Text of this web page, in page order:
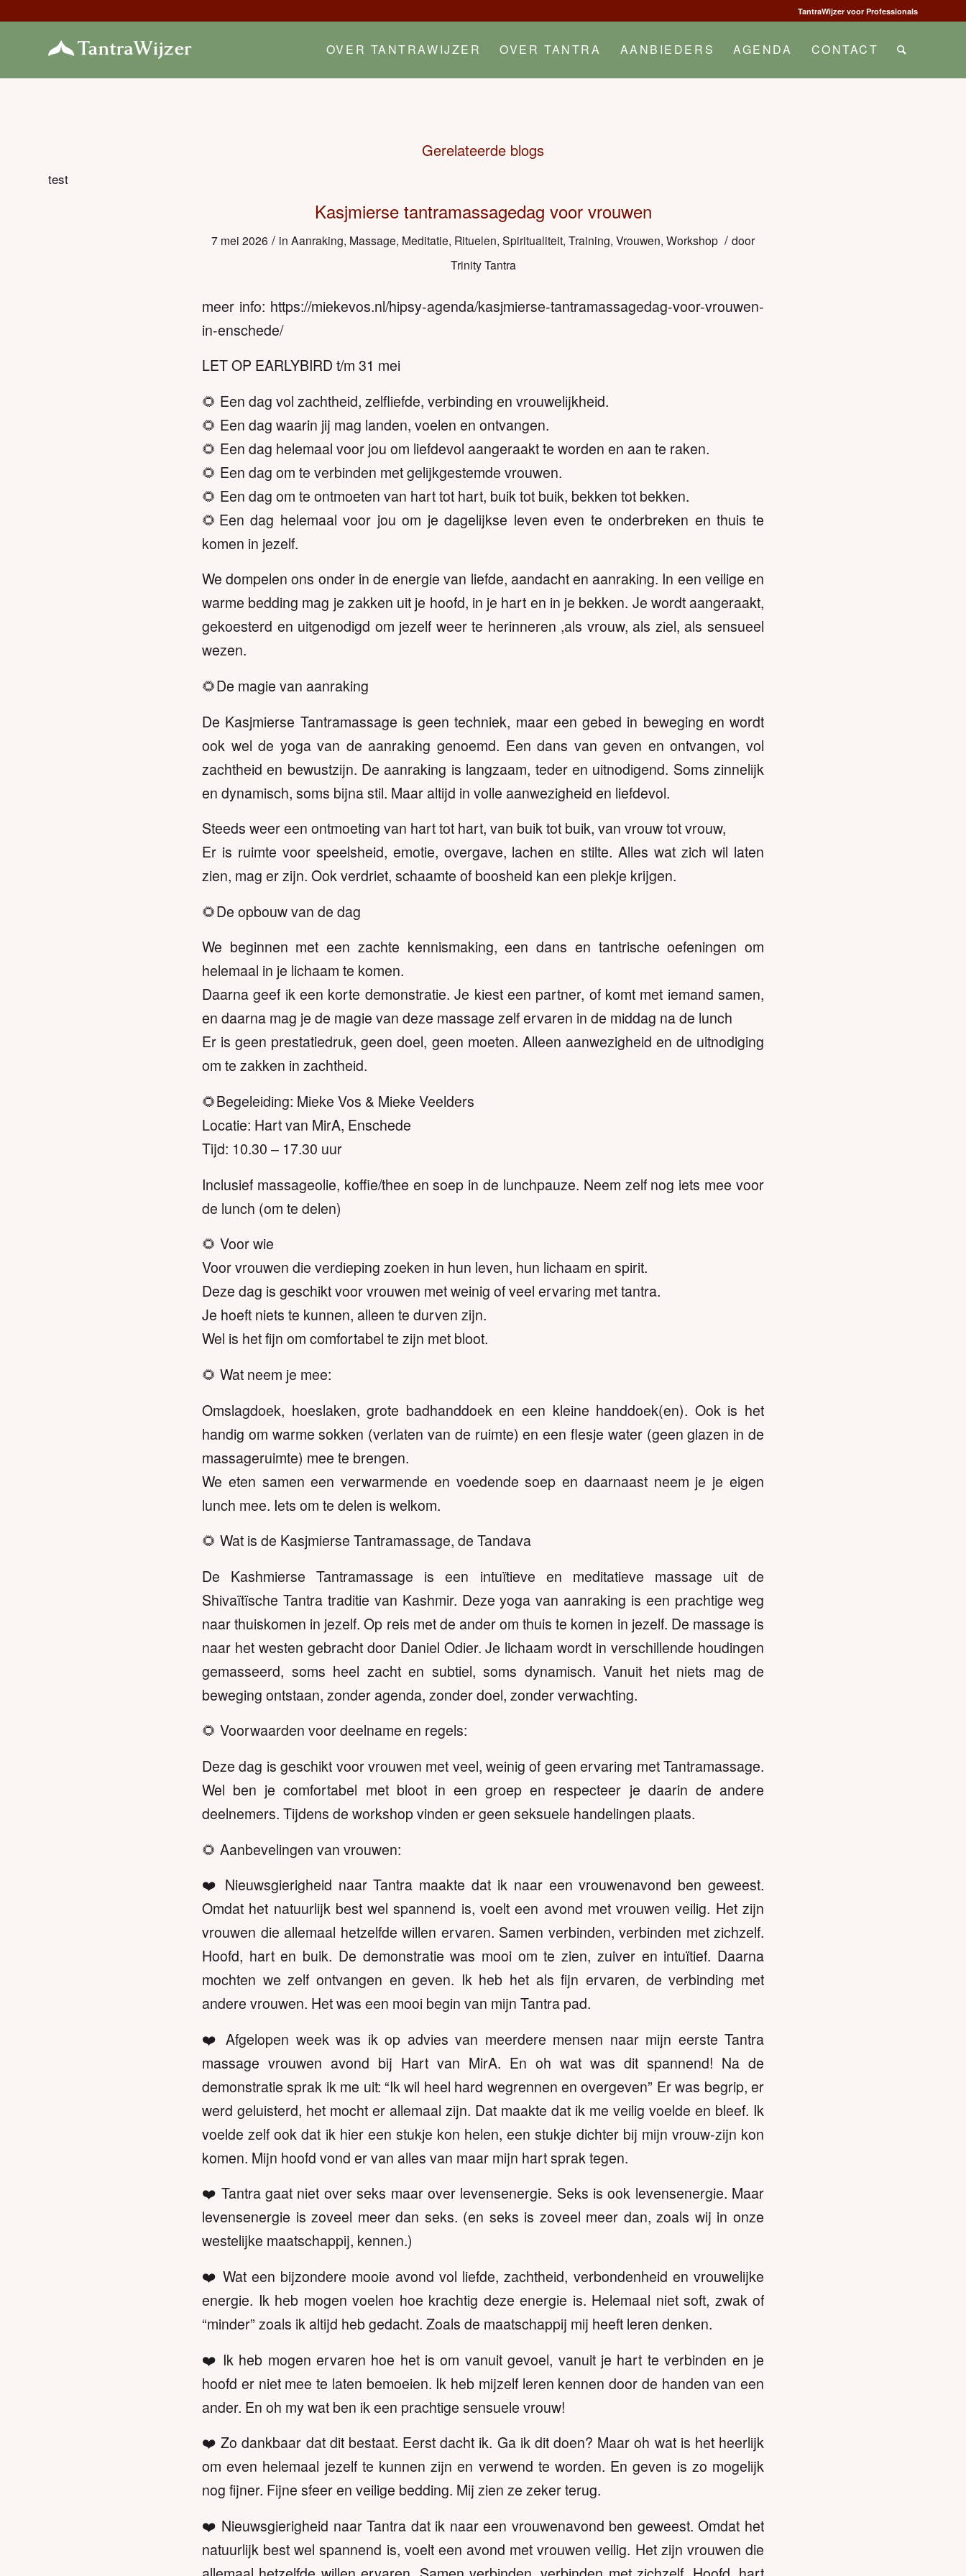
TantraWijzer voor Professionals
OVER TANTRAWIJZER OVER TANTRA AANBIEDERS AGENDA CONTACT
Gerelateerde blogs
test
Kasjmierse tantramassagedag voor vrouwen
7 mei 2026 / in Aanraking, Massage, Meditatie, Rituelen, Spiritualiteit, Training, Vrouwen, Workshop / door
Trinity Tantra
meer info: https://miekevos.nl/hipsy-agenda/kasjmierse-tantramassagedag-voor-vrouwen-
in-enschede/
LET OP EARLYBIRD t/m 31 mei
🌻 Een dag vol zachtheid, zelfliefde, verbinding en vrouwelijkheid.
🌻 Een dag waarin jij mag landen, voelen en ontvangen.
🌻 Een dag helemaal voor jou om liefdevol aangeraakt te worden en aan te raken.
🌻 Een dag om te verbinden met gelijkgestemde vrouwen.
🌻 Een dag om te ontmoeten van hart tot hart, buik tot buik, bekken tot bekken.
🌻Een dag helemaal voor jou om je dagelijkse leven even te onderbreken en thuis te
komen in jezelf.
We dompelen ons onder in de energie van liefde, aandacht en aanraking. In een veilige en
warme bedding mag je zakken uit je hoofd, in je hart en in je bekken. Je wordt aangeraakt,
gekoesterd en uitgenodigd om jezelf weer te herinneren ,als vrouw, als ziel, als sensueel
wezen.
🌻De magie van aanraking
De Kasjmierse Tantramassage is geen techniek, maar een gebed in beweging en wordt
ook wel de yoga van de aanraking genoemd. Een dans van geven en ontvangen, vol
zachtheid en bewustzijn. De aanraking is langzaam, teder en uitnodigend. Soms zinnelijk
en dynamisch, soms bijna stil. Maar altijd in volle aanwezigheid en liefdevol.
Steeds weer een ontmoeting van hart tot hart, van buik tot buik, van vrouw tot vrouw,
Er is ruimte voor speelsheid, emotie, overgave, lachen en stilte. Alles wat zich wil laten
zien, mag er zijn. Ook verdriet, schaamte of boosheid kan een plekje krijgen.
🌻De opbouw van de dag
We beginnen met een zachte kennismaking, een dans en tantrische oefeningen om
helemaal in je lichaam te komen.
Daarna geef ik een korte demonstratie. Je kiest een partner, of komt met iemand samen,
en daarna mag je de magie van deze massage zelf ervaren in de middag na de lunch
Er is geen prestatiedruk, geen doel, geen moeten. Alleen aanwezigheid en de uitnodiging
om te zakken in zachtheid.
🌻Begeleiding: Mieke Vos & Mieke Veelders
Locatie: Hart van MirA, Enschede
Tijd: 10.30 – 17.30 uur
Inclusief massageolie, koffie/thee en soep in de lunchpauze. Neem zelf nog iets mee voor
de lunch (om te delen)
🌻 Voor wie
Voor vrouwen die verdieping zoeken in hun leven, hun lichaam en spirit.
Deze dag is geschikt voor vrouwen met weinig of veel ervaring met tantra.
Je hoeft niets te kunnen, alleen te durven zijn.
Wel is het fijn om comfortabel te zijn met bloot.
🌻 Wat neem je mee:
Omslagdoek, hoeslaken, grote badhanddoek en een kleine handdoek(en). Ook is het
handig om warme sokken (verlaten van de ruimte) en een flesje water (geen glazen in de
massageruimte) mee te brengen.
We eten samen een verwarmende en voedende soep en daarnaast neem je je eigen
lunch mee. Iets om te delen is welkom.
🌻 Wat is de Kasjmierse Tantramassage, de Tandava
De Kashmierse Tantramassage is een intuïtieve en meditatieve massage uit de
Shivaïtïsche Tantra traditie van Kashmir. Deze yoga van aanraking is een prachtige weg
naar thuiskomen in jezelf. Op reis met de ander om thuis te komen in jezelf. De massage is
naar het westen gebracht door Daniel Odier. Je lichaam wordt in verschillende houdingen
gemasseerd, soms heel zacht en subtiel, soms dynamisch. Vanuit het niets mag de
beweging ontstaan, zonder agenda, zonder doel, zonder verwachting.
🌻 Voorwaarden voor deelname en regels:
Deze dag is geschikt voor vrouwen met veel, weinig of geen ervaring met Tantramassage.
Wel ben je comfortabel met bloot in een groep en respecteer je daarin de andere
deelnemers. Tijdens de workshop vinden er geen seksuele handelingen plaats.
🌻 Aanbevelingen van vrouwen:
❤️ Nieuwsgierigheid naar Tantra maakte dat ik naar een vrouwenavond ben geweest.
Omdat het natuurlijk best wel spannend is, voelt een avond met vrouwen veilig. Het zijn
vrouwen die allemaal hetzelfde willen ervaren. Samen verbinden, verbinden met zichzelf.
Hoofd, hart en buik. De demonstratie was mooi om te zien, zuiver en intuïtief. Daarna
mochten we zelf ontvangen en geven. Ik heb het als fijn ervaren, de verbinding met
andere vrouwen. Het was een mooi begin van mijn Tantra pad.
❤️ Afgelopen week was ik op advies van meerdere mensen naar mijn eerste Tantra
massage vrouwen avond bij Hart van MirA. En oh wat was dit spannend! Na de
demonstratie sprak ik me uit: “Ik wil heel hard wegrennen en overgeven” Er was begrip, er
werd geluisterd, het mocht er allemaal zijn. Dat maakte dat ik me veilig voelde en bleef. Ik
voelde zelf ook dat ik hier een stukje kon helen, een stukje dichter bij mijn vrouw-zijn kon
komen. Mijn hoofd vond er van alles van maar mijn hart sprak tegen.
❤️ Tantra gaat niet over seks maar over levensenergie. Seks is ook levensenergie. Maar
levensenergie is zoveel meer dan seks. (en seks is zoveel meer dan, zoals wij in onze
westelijke maatschappij, kennen.)
❤️ Wat een bijzondere mooie avond vol liefde, zachtheid, verbondenheid en vrouwelijke
energie. Ik heb mogen voelen hoe krachtig deze energie is. Helemaal niet soft, zwak of
“minder” zoals ik altijd heb gedacht. Zoals de maatschappij mij heeft leren denken.
❤️ Ik heb mogen ervaren hoe het is om vanuit gevoel, vanuit je hart te verbinden en je
hoofd er niet mee te laten bemoeien. Ik heb mijzelf leren kennen door de handen van een
ander. En oh my wat ben ik een prachtige sensuele vrouw!
❤️ Zo dankbaar dat dit bestaat. Eerst dacht ik. Ga ik dit doen? Maar oh wat is het heerlijk
om even helemaal jezelf te kunnen zijn en verwend te worden. En geven is zo mogelijk
nog fijner. Fijne sfeer en veilige bedding. Mij zien ze zeker terug.
❤️ Nieuwsgierigheid naar Tantra dat ik naar een vrouwenavond ben geweest. Omdat het
natuurlijk best wel spannend is, voelt een avond met vrouwen veilig. Het zijn vrouwen die